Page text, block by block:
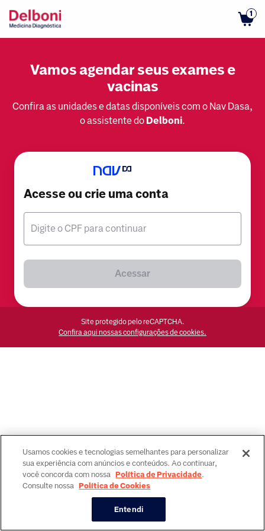
1
Vamos agendar seus exames e
vacinas
Confira as unidades e datas disponíveis com o Nav Dasa,
o assistente do Delboni.
Acesse ou crie uma conta
Digite o CPF para continuar
Acessar
Site protegido pelo reCAPTCHA.
Confira aqui nossas configurações de cookies.
Usamos cookies e tecnologias semelhantes para personalizar
sua experiência com anúncios e conteúdos. Ao continuar,
você concorda com nossa Política de Privacidade.
Consulte nossa Política de Cookies
Entendi